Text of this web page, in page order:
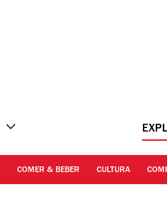
COMER & BEBER CULTURA